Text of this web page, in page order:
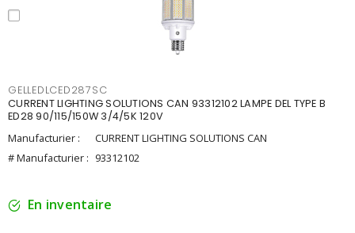
GELLEDLCED287SC
CURRENT LIGHTING SOLUTIONS CAN 93312102 LAMPE DEL TYPE B
ED28 90/115/150W 3/4/5K 120V
Manufacturier :
CURRENT LIGHTING SOLUTIONS CAN
# Manufacturier : 93312102
En inventaire